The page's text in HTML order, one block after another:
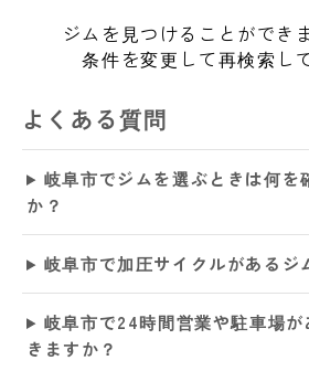
ジムを見つけることができ
条件を変更して再検索し
よくある質問
岐阜市でジムを選ぶときは何を
か？
岐阜市で加圧サイクルがあるジ
岐阜市で24時間営業や駐車場
きますか？